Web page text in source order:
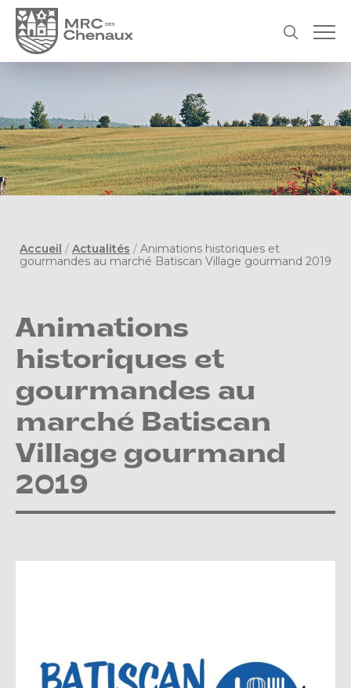
Accueil / Actualités / Animations historiques et
gourmandes au marché Batiscan Village gourmand 2019
Animations
historiques et
gourmandes au
marché Batiscan
Village gourmand
2019